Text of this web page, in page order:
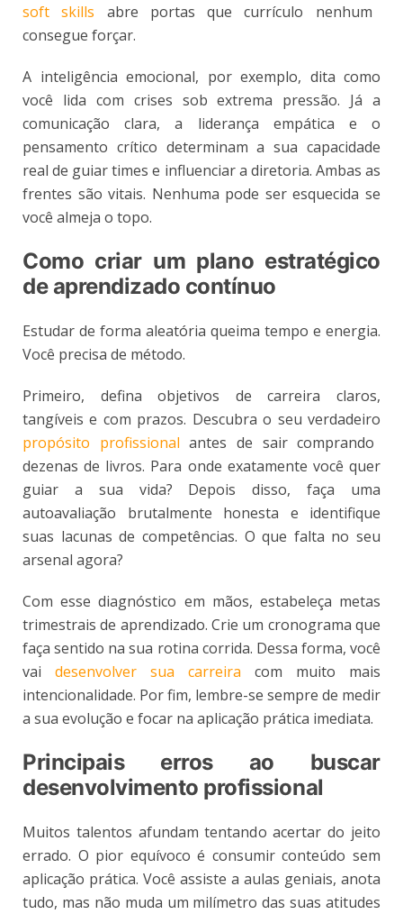
soft skills abre portas que currículo nenhum
consegue forçar.
A inteligência emocional, por exemplo, dita como
você lida com crises sob extrema pressão. Já a
comunicação clara, a liderança empática e o
pensamento crítico determinam a sua capacidade
real de guiar times e influenciar a diretoria. Ambas as
frentes são vitais. Nenhuma pode ser esquecida se
você almeja o topo.
Como criar um plano estratégico
de aprendizado contínuo
Estudar de forma aleatória queima tempo e energia.
Você precisa de método.
Primeiro, defina objetivos de carreira claros,
tangíveis e com prazos. Descubra o seu verdadeiro
propósito profissional antes de sair comprando
dezenas de livros. Para onde exatamente você quer
guiar a sua vida? Depois disso, faça uma
autoavaliação brutalmente honesta e identifique
suas lacunas de competências. O que falta no seu
arsenal agora?
Com esse diagnóstico em mãos, estabeleça metas
trimestrais de aprendizado. Crie um cronograma que
faça sentido na sua rotina corrida. Dessa forma, você
vai desenvolver sua carreira com muito mais
intencionalidade. Por fim, lembre-se sempre de medir
a sua evolução e focar na aplicação prática imediata.
Principais erros ao buscar
desenvolvimento profissional
Muitos talentos afundam tentando acertar do jeito
errado. O pior equívoco é consumir conteúdo sem
aplicação prática. Você assiste a aulas geniais, anota
tudo, mas não muda um milímetro das suas atitudes